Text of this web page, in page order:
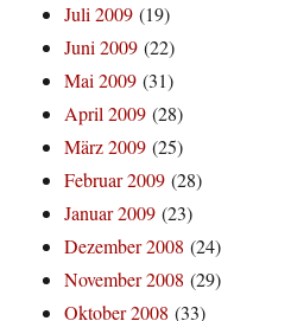
Juli 2009 (19)
Juni 2009 (22)
Mai 2009 (31)
April 2009 (28)
März 2009 (25)
Februar 2009 (28)
Januar 2009 (23)
Dezember 2008 (24)
November 2008 (29)
Oktober 2008 (33)